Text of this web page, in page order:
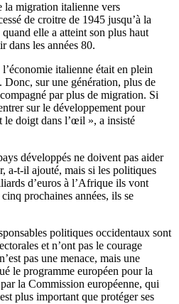
la migration italienne vers
de croitre de 1945 jusqu’à la
elle a atteint son plus haut
dans les années 80.
italienne était en plein
Donc, sur une génération, plus de
par plus de migration. Si
sur le développement pour
le doigt dans l’œil », a insisté
développés ne doivent pas aider
a-t-il ajouté, mais si les politiques
d’euros à l’Afrique ils vont
prochaines années, ils se
politiques occidentaux sont
et n’ont pas le courage
pas une menace, mais une
le programme européen pour la
la Commission européenne, qui
plus important que protéger ses